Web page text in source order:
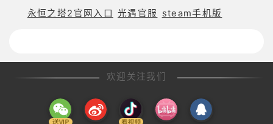
永恒之塔2官网入口
光遇官服 steam手机版
欢迎关注我们